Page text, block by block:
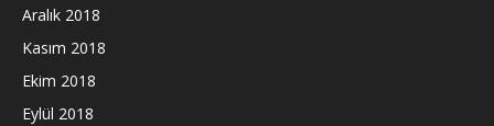
Aralık 2018
Kasım 2018
Ekim 2018
Eylül 2018